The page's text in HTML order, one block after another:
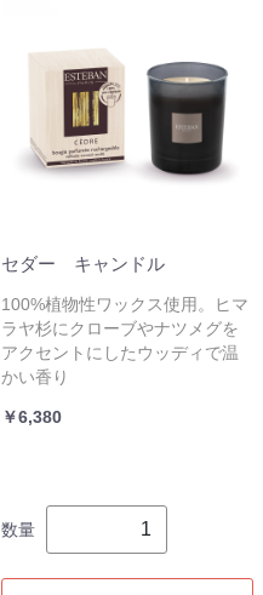
セダー キャンドル
100%植物性ワックス使用。ヒマ
ラヤ杉にクローブやナツメグを
アクセントにしたウッディで温
かい香り
￥6,380
数量